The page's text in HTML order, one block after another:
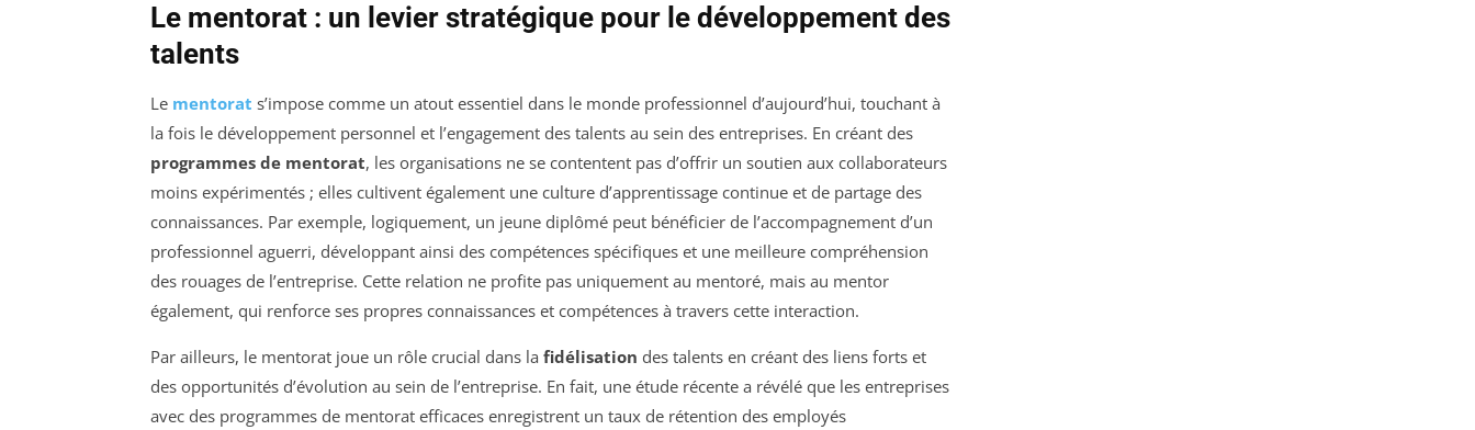
Le mentorat : un levier stratégique pour le développement des
talents
Le mentorat s’impose comme un atout essentiel dans le monde professionnel d’aujourd’hui, touchant à
la fois le développement personnel et l’engagement des talents au sein des entreprises. En créant des
programmes de mentorat, les organisations ne se contentent pas d’offrir un soutien aux collaborateurs
moins expérimentés ; elles cultivent également une culture d’apprentissage continue et de partage des
connaissances. Par exemple, logiquement, un jeune diplômé peut bénéficier de l’accompagnement d’un
professionnel aguerri, développant ainsi des compétences spécifiques et une meilleure compréhension
des rouages de l’entreprise. Cette relation ne profite pas uniquement au mentoré, mais au mentor
également, qui renforce ses propres connaissances et compétences à travers cette interaction.
Par ailleurs, le mentorat joue un rôle crucial dans la fidélisation des talents en créant des liens forts et
des opportunités d’évolution au sein de l’entreprise. En fait, une étude récente a révélé que les entreprises
avec des programmes de mentorat efficaces enregistrent un taux de rétention des employés